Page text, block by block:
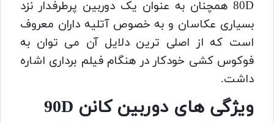
80D همچنان به عنوان یک دوربین پرطرفدار نزد
بسیاری عکاسان و به خصوص آتلیه داران معروف
است که از اصلی ترین دلایل آن می توان به
فوکوس کشی خودکار در هنگام فیلم برداری اشاره
داشت.
ویژگی های دوربین کانن 90D